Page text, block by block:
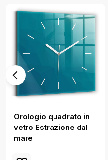
Orologio quadrato in
vetro Estrazione dal
mare